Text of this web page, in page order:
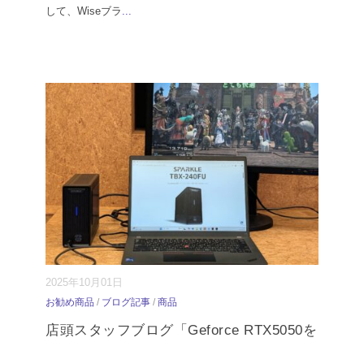
して、Wiseブラ ...
2025年10月01日
お勧め商品 / ブログ記事 / 商品
店頭スタッフブログ「Geforce RTX5050を